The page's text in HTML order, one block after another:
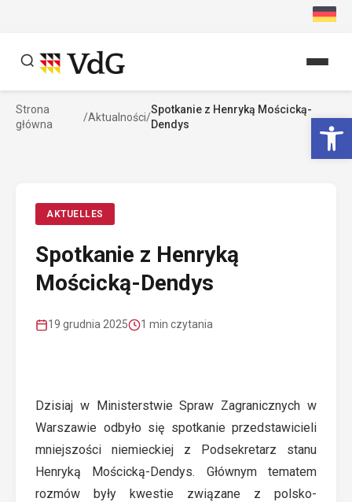
Szukaj
Strona
główna
/Aktualności/
Spotkanie z Henryką Mościcką-
Dendys
AKTUELLES
Spotkanie z Henryką
Mościcką-Dendys
19 grudnia 2025 1 min czytania
Dzisiaj w Ministerstwie Spraw Zagranicznych w
Warszawie odbyło się spotkanie przedstawicieli
mniejszości niemieckiej z Podsekretarz stanu
Henryką Mościcką-Dendys. Głównym tematem
rozmów były kwestie związane z polsko-